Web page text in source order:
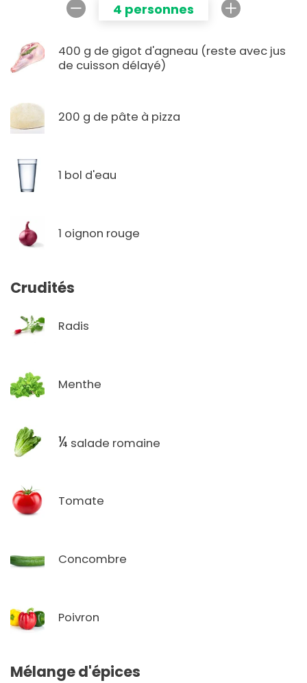
4 personnes
400 g de gigot d'agneau (reste avec jus
de cuisson délayé)
200 g de pâte à pizza
1 bol d'eau
1 oignon rouge
Crudités
Radis
Menthe
¼ salade romaine
Tomate
Concombre
Poivron
Mélange d'épices